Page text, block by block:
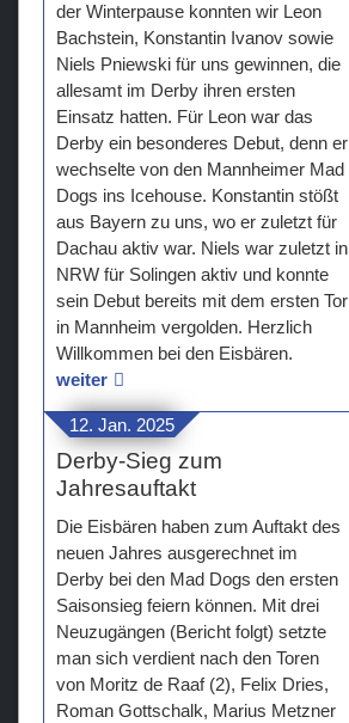
der Winterpause konnten wir Leon
Bachstein, Konstantin Ivanov sowie
Niels Pniewski für uns gewinnen, die
allesamt im Derby ihren ersten
Einsatz hatten. Für Leon war das
Derby ein besonderes Debut, denn er
wechselte von den Mannheimer Mad
Dogs ins Icehouse. Konstantin stößt
aus Bayern zu uns, wo er zuletzt für
Dachau aktiv war. Niels war zuletzt in
NRW für Solingen aktiv und konnte
sein Debut bereits mit dem ersten Tor
in Mannheim vergolden. Herzlich
Willkommen bei den Eisbären.
weiter
12. Jan. 2025
Derby-Sieg zum
Jahresauftakt
Die Eisbären haben zum Auftakt des
neuen Jahres ausgerechnet im
Derby bei den Mad Dogs den ersten
Saisonsieg feiern können. Mit drei
Neuzugängen (Bericht folgt) setzte
man sich verdient nach den Toren
von Moritz de Raaf (2), Felix Dries,
Roman Gottschalk, Marius Metzner